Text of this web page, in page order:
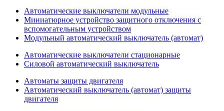
Автоматические выключатели модульные
Миниатюрное устройство защитного отключения с
вспомогательным устройством
Модульный автоматический выключатель (автомат)
Автоматические выключатели стационарные
Силовой автоматический выключатель
Автоматы защиты двигателя
Автоматический выключатель (автомат) защиты
двигателя